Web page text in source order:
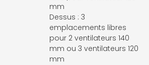
mm
Dessus : 3
emplacements libres
pour 2 ventilateurs 140
mm ou 3 ventilateurs 120
mm